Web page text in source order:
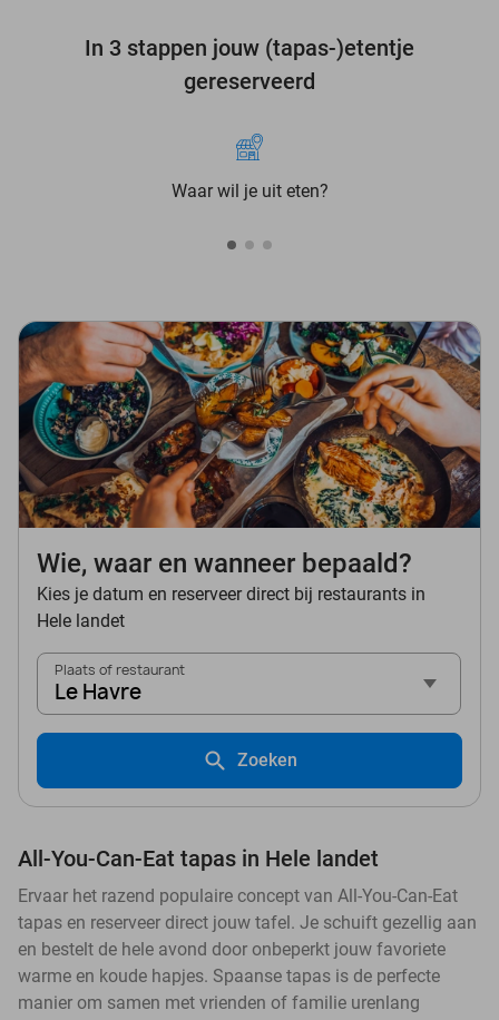
In 3 stappen jouw (tapas-)etentje
gereserveerd
Waar wil je uit eten?
Wie, waar en wanneer bepaald?
Kies je datum en reserveer direct bij restaurants in
Hele landet
Plaats of restaurant
Le Havre
Zoeken
All-You-Can-Eat tapas in Hele landet
Ervaar het razend populaire concept van All-You-Can-Eat
tapas en reserveer direct jouw tafel. Je schuift gezellig aan
en bestelt de hele avond door onbeperkt jouw favoriete
warme en koude hapjes. Spaanse tapas is de perfecte
manier om samen met vrienden of familie urenlang